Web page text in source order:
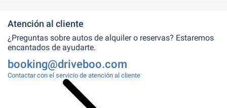
Atención al cliente
¿Preguntas sobre autos de alquiler o reservas? Estaremos
encantados de ayudarte.
booking@driveboo.com
Contactar con el servicio de atención al cliente